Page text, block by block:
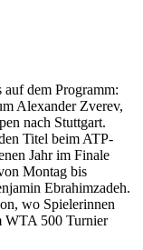
dem Programm:
Alexander Zverev,
nach Stuttgart.
Titel beim ATP-
Jahr im Finale
Montag bis
Ebrahimzadeh.
wo Spielerinnen
WTA 500 Turnier